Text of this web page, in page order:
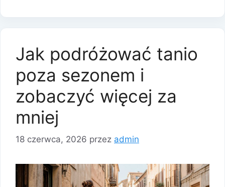
Jak podróżować tanio
poza sezonem i
zobaczyć więcej za
mniej
18 czerwca, 2026 przez admin